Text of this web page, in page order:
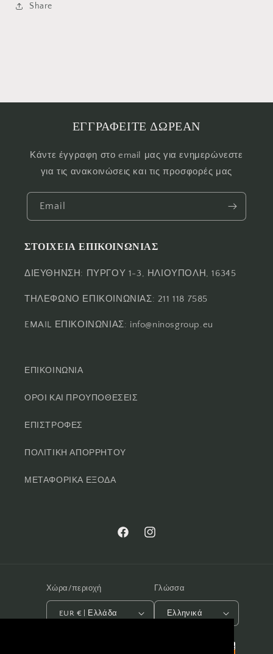
Share
ΕΓΓΡΑΦΕΙΤΕ ΔΩΡΕΑΝ
Κάντε έγγραφη στο email μας για ενημερώνεστε
για τις ανακοινώσεις και τις προσφορές μας
Email
ΣΤΟΙΧΕΙΑ ΕΠΙΚΟΙΝΩΝΙΑΣ
ΔΙΕΥΘΗΝΣΗ: ΠΥΡΓΟΥ 1-3, ΗΛΙΟΥΠΟΛΗ, 16345
ΤΗΛΕΦΩΝΟ ΕΠΙΚΟΙΝΩΝΙΑΣ: 211 118 7585
EMAIL ΕΠΙΚΟΙΝΩΝΙΑΣ: info@ninosgroup.eu
ΕΠΙΚΟΙΝΩΝΙΑ
ΟΡΟΙ ΚΑΙ ΠΡΟΥΠΟΘΕΣΕΙΣ
ΕΠΙΣΤΡΟΦΕΣ
ΠΟΛΙΤΙΚΗ ΑΠΟΡΡΗΤΟΥ
ΜΕΤΑΦΟΡΙΚΑ ΕΞΟΔΑ
FacebookInstagram
Χώρα/περιοχή
EUR € | Ελλάδα
Γλώσσα
Ελληνικά